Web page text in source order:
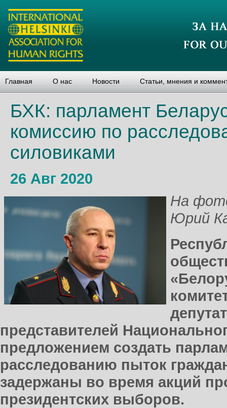
Главная О нас Новости Статьи, мнения и
БХК: парламент
комиссию по
силовиками
26 Авг 2020
На
Юрий
представителей
предложением создать
расследованию пыток
задержаны во время акций
президентских выборов.